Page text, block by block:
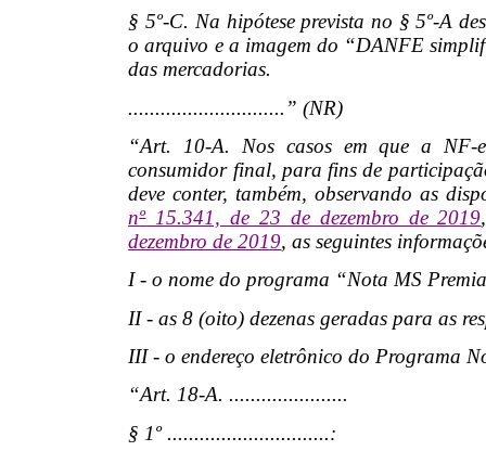
§ 5º-C. Na hipótese prevista no § 5º-A
o arquivo e a imagem do “DANFE
das mercadorias.
.............................” (NR)
“Art. 10-A. Nos casos em que a
consumidor final, para fins de
deve conter, também, observando as
nº15.341, de 23 de dezembro de 2019
dezembro de 2019, as seguintes
I - o nome do programa “Nota MS
II - as 8 (oito) dezenas geradas para as
III - o endereço eletrônico do Programa
“Art. 18-A. ......................
§ 1º ..............................: